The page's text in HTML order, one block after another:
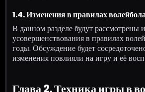
1.4. Изменения в правилах
В данном разделе будут рассмотрены
усовершенствования в правилах
годы. Обсуждение будет
изменения повлияли на игру и её
Глава 2. Техника игры в